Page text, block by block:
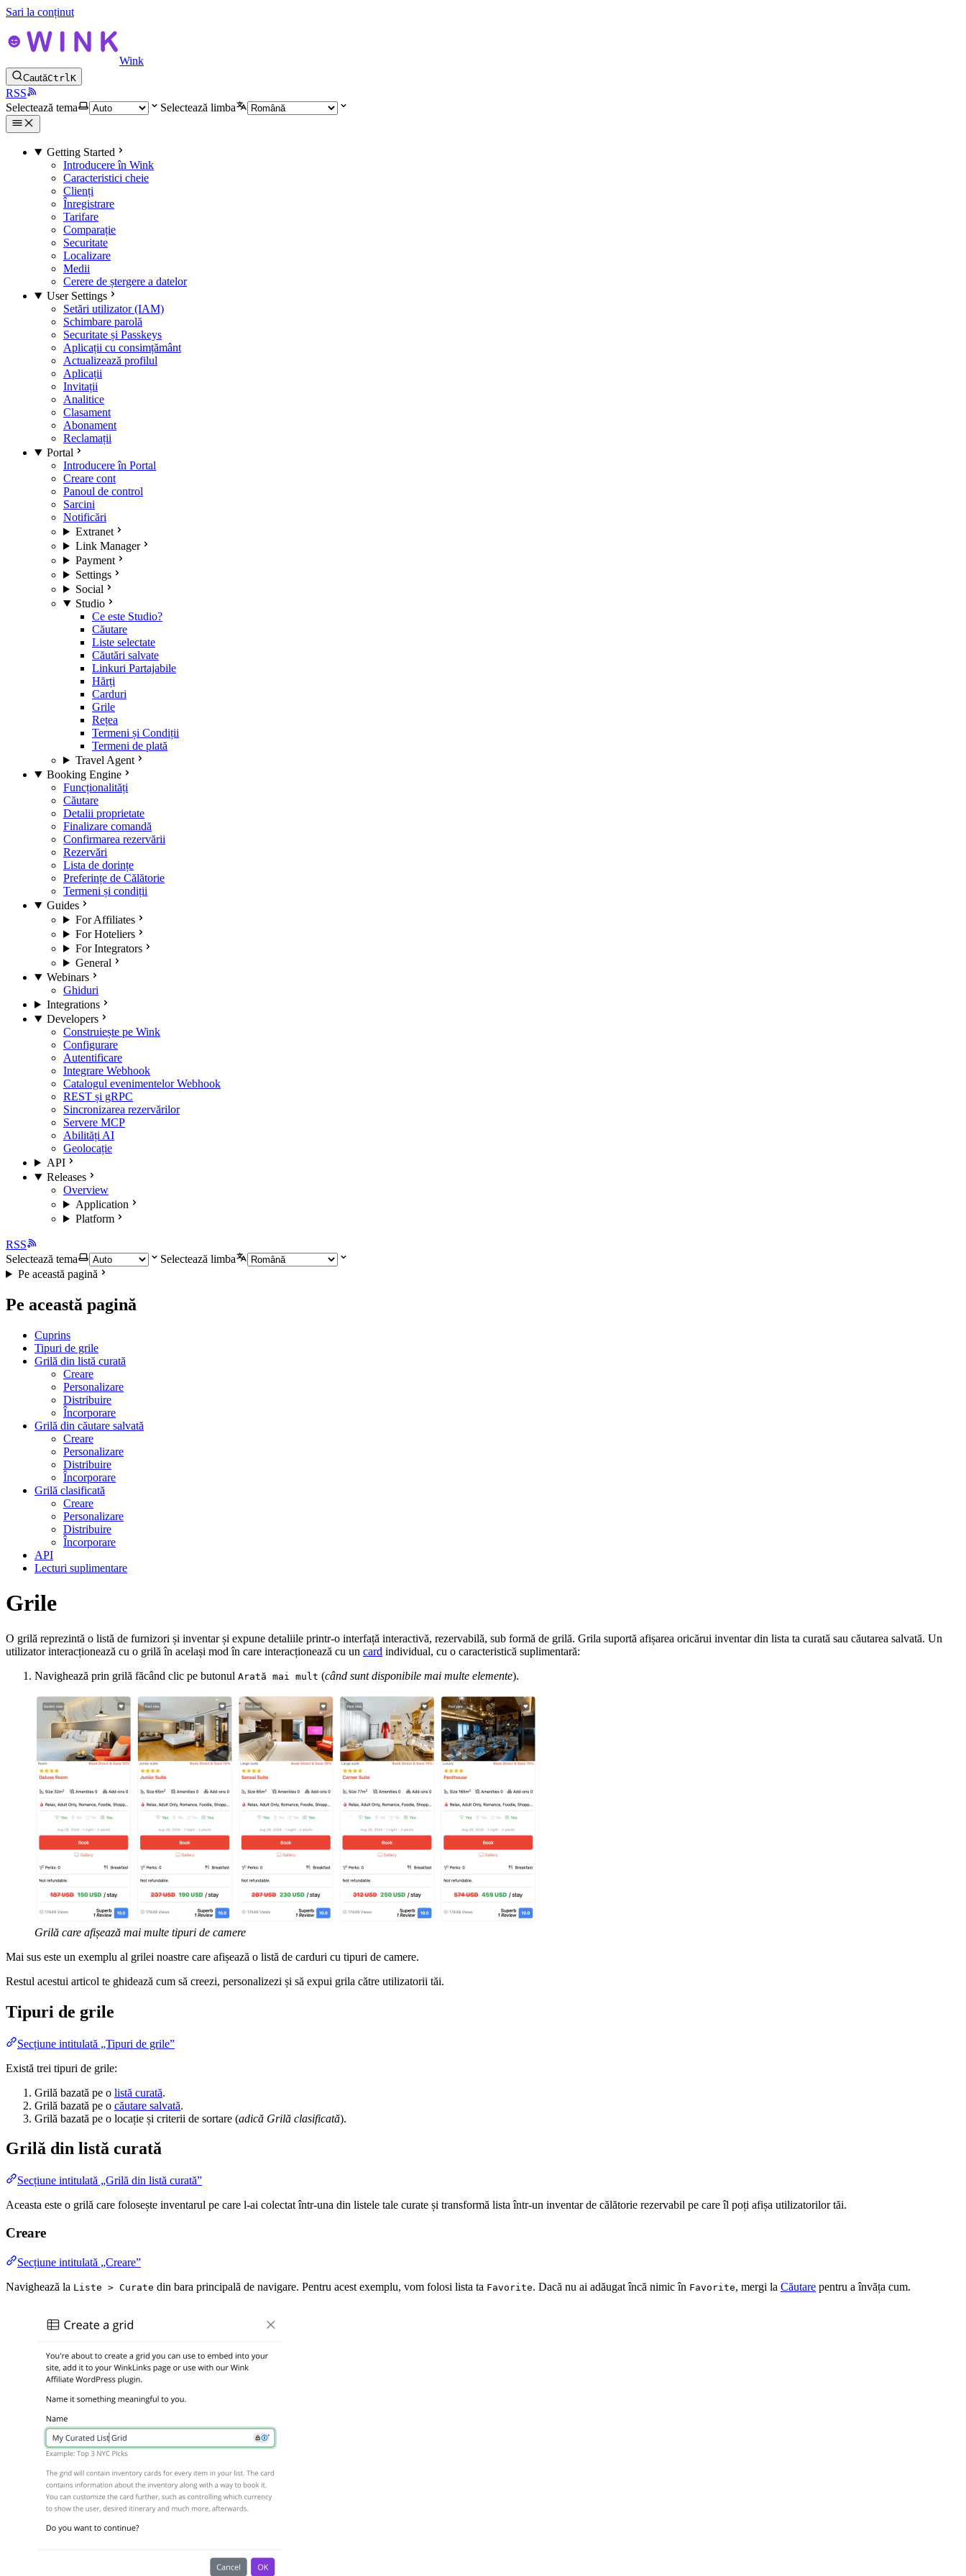
Sari la conținut
Wink
CautăCtrlK
RSS
Selectează tema
Selectează limba
Getting Started
Introducere în Wink
Caracteristici cheie
Clienți
Înregistrare
Tarifare
Comparație
Securitate
Localizare
Medii
Cerere de ștergere a datelor
User Settings
Setări utilizator (IAM)
Schimbare parolă
Securitate și Passkeys
Aplicații cu consimțământ
Actualizează profilul
Aplicații
Invitații
Analitice
Clasament
Abonament
Reclamații
Portal
Introducere în Portal
Creare cont
Panoul de control
Sarcini
Notificări
Extranet
Link Manager
Payment
Settings
Social
Studio
Ce este Studio?
Căutare
Liste selectate
Căutări salvate
Linkuri Partajabile
Hărți
Carduri
Grile
Rețea
Termeni și Condiții
Termeni de plată
Travel Agent
Booking Engine
Funcționalități
Căutare
Detalii proprietate
Finalizare comandă
Confirmarea rezervării
Rezervări
Lista de dorințe
Preferințe de Călătorie
Termeni și condiții
Guides
For Affiliates
For Hoteliers
For Integrators
General
Webinars
Ghiduri
Integrations
Developers
Construiește pe Wink
Configurare
Autentificare
Integrare Webhook
Catalogul evenimentelor Webhook
REST și gRPC
Sincronizarea rezervărilor
Servere MCP
Abilități AI
Geolocație
API
Releases
Overview
Application
Platform
RSS
Selectează tema
Selectează limba
Pe această pagină
Pe această pagină
Cuprins
Tipuri de grile
Grilă din listă curată
Creare
Personalizare
Distribuire
Încorporare
Grilă din căutare salvată
Creare
Personalizare
Distribuire
Încorporare
Grilă clasificată
Creare
Personalizare
Distribuire
Încorporare
API
Lecturi suplimentare
Grile
O grilă reprezintă o listă de furnizori și inventar și expune detaliile printr-o interfață interactivă, rezervabilă, sub formă de grilă. Grila suportă afișarea oricărui inventar din lista ta curată sau căutarea salvată. Un
utilizator interacționează cu o grilă în același mod în care interacționează cu un card individual, cu o caracteristică suplimentară:
Navighează prin grilă făcând clic pe butonul Arată mai mult (când sunt disponibile mai multe elemente).
Grilă care afișează mai multe tipuri de camere
Mai sus este un exemplu al grilei noastre care afișează o listă de carduri cu tipuri de camere.
Restul acestui articol te ghidează cum să creezi, personalizezi și să expui grila către utilizatorii tăi.
Tipuri de grile
Secțiune intitulată „Tipuri de grile”
Există trei tipuri de grile:
Grilă bazată pe o listă curată.
Grilă bazată pe o căutare salvată.
Grilă bazată pe o locație și criterii de sortare (adică Grilă clasificată).
Grilă din listă curată
Secțiune intitulată „Grilă din listă curată”
Aceasta este o grilă care folosește inventarul pe care l-ai colectat într-una din listele tale curate și transformă lista într-un inventar de călătorie rezervabil pe care îl poți afișa utilizatorilor tăi.
Creare
Secțiune intitulată „Creare”
Navighează la Liste > Curate din bara principală de navigare. Pentru acest exemplu, vom folosi lista ta Favorite. Dacă nu ai adăugat încă nimic în Favorite, mergi la Căutare pentru a învăța cum.